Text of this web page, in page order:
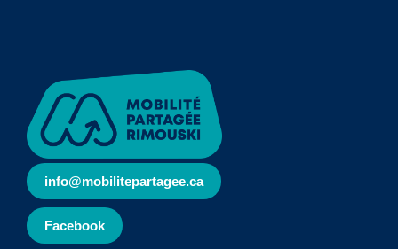
info@mobilitepartagee.ca
Facebook